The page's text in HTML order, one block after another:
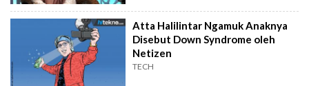
Atta Halilintar Ngamuk Anaknya
Disebut Down Syndrome oleh
Netizen
TECH